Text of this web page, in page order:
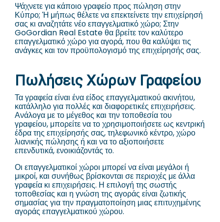
Ψάχνετε για κάποιο γραφείο προς πώληση στην
Κύπρο; Ή μήπως θέλετε να επεκτείνετε την επιχείρησή
σας κι αναζητάτε νέο επαγγελματικό χώρο; Στην
GoGordian Real Estate θα βρείτε τον καλύτερο
επαγγελματικό χώρο για αγορά, που θα καλύψει τις
ανάγκες και τον προϋπολογισμό της επιχείρησής σας.
Πωλήσεις Χώρων Γραφείου
Τα γραφεία είναι ένα είδος επαγγελματικού ακινήτου,
κατάλληλο για πολλές και διαφορετικές επιχειρήσεις.
Ανάλογα με το μέγεθος και την τοποθεσία του
γραφείου, μπορείτε να το χρησιμοποιήσετε ως κεντρική
έδρα της επιχείρησής σας, τηλεφωνικό κέντρο, χώρο
λιανικής πώλησης ή και να το αξιοποιήσετε
επενδυτικά, ενοικιάζοντάς το.
Οι επαγγελματικοί χώροι μπορεί να είναι μεγάλοι ή
μικροί, και συνήθως βρίσκονται σε περιοχές με άλλα
γραφεία κι επιχειρήσεις. Η επιλογή της σωστής
τοποθεσίας και η γνώση της αγοράς είναι ζωτικής
σημασίας για την πραγματοποίηση μιας επιτυχημένης
αγοράς επαγγελματικού χώρου.